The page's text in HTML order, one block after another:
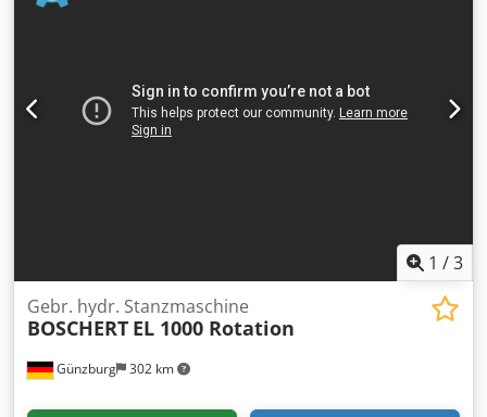
1 /3
Günzburg 302 km
Gebr. hydr. Stanzmaschine
BOSCHERT EL 1000 Rotation